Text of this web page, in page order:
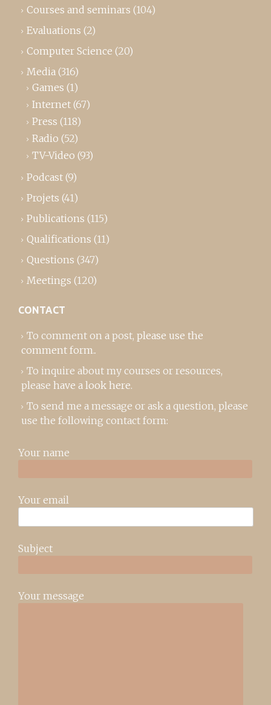
Courses and seminars (104)
Evaluations (2)
Computer Science (20)
Media (316)
Games (1)
Internet (67)
Press (118)
Radio (52)
TV-Video (93)
Podcast (9)
Projets (41)
Publications (115)
Qualifications (11)
Questions (347)
Meetings (120)
CONTACT
To comment on a post, please use the
comment form..
To inquire about my courses or resources,
please have a look here.
To send me a message or ask a question, please
use the following contact form:
Your name
Your email
Subject
Your message